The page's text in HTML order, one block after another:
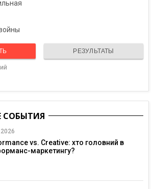
РЕЗУЛЬТАТЫ
СОБЫТИЯ
vs. Creative: хто головний в
маркетингу?